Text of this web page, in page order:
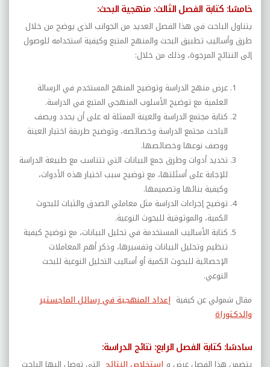
خامسًا: كتابة الفصل الثالث: منهجية البحث:
يتناول الباحث في هذا الفصل العديد من الجوانب الذي يوضح من خلال
طرق وأساليب تطبيق البحث والمنهج المتبع وكيفية استخدامه للوصول
إلى النتائج المرجوة، وذلك من خلال:
عرض منهج الدراسة وتوضيح المنهج المستخدم في الرسالة
العلمية مع توضيح الأسلوب المنهجي المتبع في الدراسة.
كتابة مجتمع الدراسة والعينة الممثلة له على أن يحدد ويصف
الباحث مجتمع الدراسة وخصائصه، وتوضيح طريقة اختيار العينة
ووصف نوعها وخصائصها.
تحديد أدوات وطرق جمع البيانات التي تتناسب مع طبيعة الدراسة
للإجابة على أسئلتها، مع توضيح سبب اختيار هذه الأدوات،
وكيفية بنائها وتصميمها.
توضيح إجراءات الدراسة مثل معاملي الصدق والثبات للبحوث
الكمية، والموثوقية للبحوث النوعية.
كتابة الأساليب المستخدمة في تحليل البيانات، مع توضيح كيفية
تنظيم وتحليل البيانات وتفسيرها، وذكر أهم المعاملات
الإحصائية للبحوث الكمية أو أساليب التحليل النوعية للبحث
النوعي.
مقال شمولي عن كيفية إعداد المنهجية في رسائل الماجستير
والدكتوراة
سادسًا: كتابة الفصل الرابع: نتائج الدراسة: